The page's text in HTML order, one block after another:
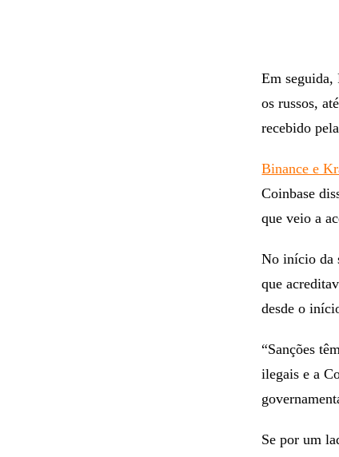
Em seguida,
os russos,
recebido
Binance e
Coinbase
que veio a
No início da
que
desde o
“Sanções
ilegais e a
Se por um